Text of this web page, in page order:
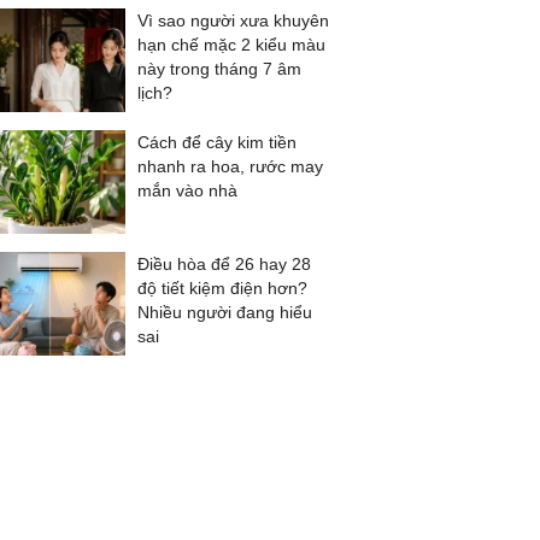
Vì sao người xưa khuyên
hạn chế mặc 2 kiểu màu
này trong tháng 7 âm
lịch?
Cách để cây kim tiền
nhanh ra hoa, rước may
mắn vào nhà
Điều hòa để 26 hay 28
độ tiết kiệm điện hơn?
Nhiều người đang hiểu
sai